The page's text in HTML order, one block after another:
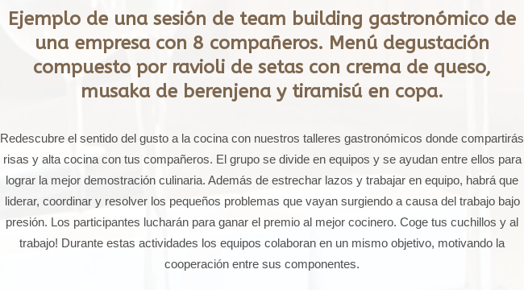
Ejemplo de una sesión de team building gastronómico de
una empresa con 8 compañeros. Menú degustación
compuesto por ravioli de setas con crema de queso,
musaka de berenjena y tiramisú en copa.
Redescubre el sentido del gusto a la cocina con nuestros talleres gastronómicos donde compartirás
risas y alta cocina con tus compañeros. El grupo se divide en equipos y se ayudan entre ellos para
lograr la mejor demostración culinaria. Además de estrechar lazos y trabajar en equipo, habrá que
liderar, coordinar y resolver los pequeños problemas que vayan surgiendo a causa del trabajo bajo
presión. Los participantes lucharán para ganar el premio al mejor cocinero. Coge tus cuchillos y al
trabajo! Durante estas actividades los equipos colaboran en un mismo objetivo, motivando la
cooperación entre sus componentes.